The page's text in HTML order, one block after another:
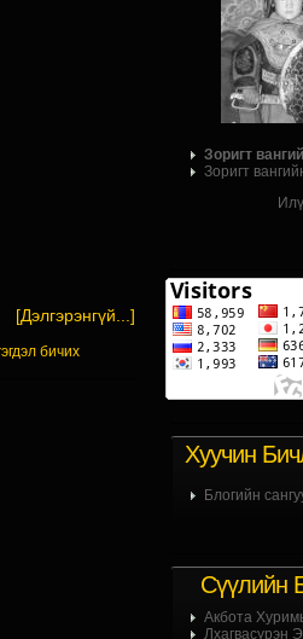
Зоригт
Зоригт
Хуучин
Блогийн
Сүүлийн
Акбота
Лхагвасүрэн
[Дэлгэрэнгүй...]
бичих